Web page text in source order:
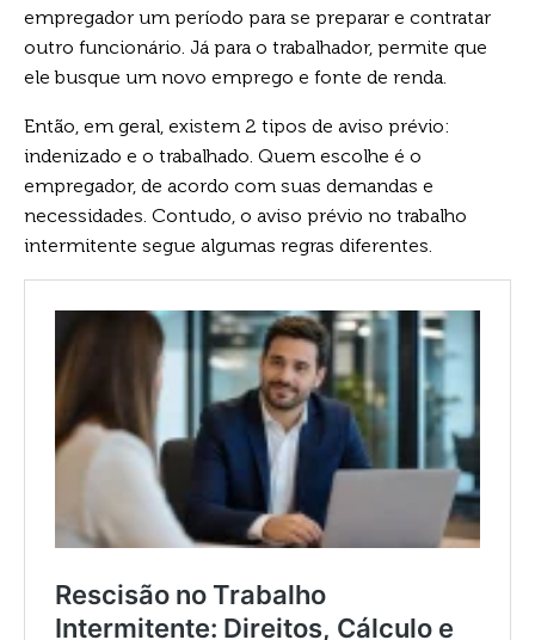
empregador um período para se preparar e contratar
outro funcionário. Já para o trabalhador, permite que
ele busque um novo emprego e fonte de renda.
Então, em geral, existem 2 tipos de aviso prévio:
indenizado e o trabalhado. Quem escolhe é o
empregador, de acordo com suas demandas e
necessidades. Contudo, o aviso prévio no trabalho
intermitente segue algumas regras diferentes.